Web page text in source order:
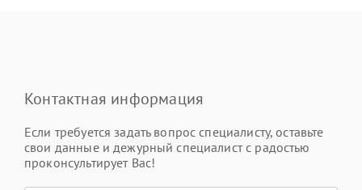
Контактная информация
Если требуется задать вопрос специалисту, оставьте
свои данные и дежурный специалист с радостью
проконсультирует Вас!